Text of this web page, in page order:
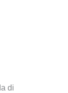
di